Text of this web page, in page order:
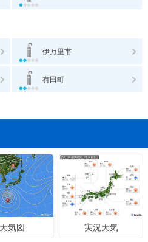
伊万里市
有田町
天気図 実況天気